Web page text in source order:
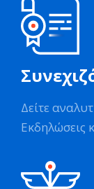
Δείτε
Εκδηλώσεις